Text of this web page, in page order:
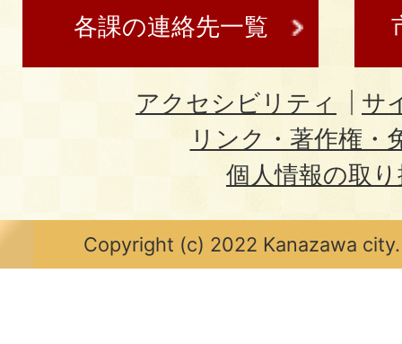
各課の連絡先一覧
アクセシビリティ
サ
リンク・著作権・
個人情報の取
Copyright (c) 2022 Kanazawa